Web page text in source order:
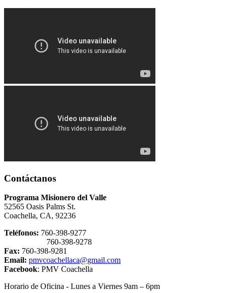
Contáctanos
Programa Misionero del Valle
52565 Oasis Palms St.
Coachella, CA, 92236
Teléfonos: 760-398-9277
760-398-9278
Fax: 760-398-9281
Email: pmvcoachellaca@gmail.com
Facebook: PMV Coachella
Horario de Oficina - Lunes a Viernes 9am – 6pm